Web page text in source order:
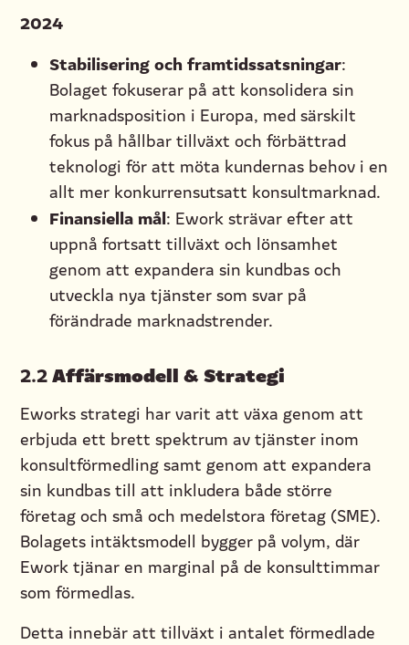
2024
Stabilisering och framtidssatsningar:
Bolaget fokuserar på att konsolidera sin
marknadsposition i Europa, med särskilt
fokus på hållbar tillväxt och förbättrad
teknologi för att möta kundernas behov i en
allt mer konkurrensutsatt konsultmarknad.
Finansiella mål: Ework strävar efter att
uppnå fortsatt tillväxt och lönsamhet
genom att expandera sin kundbas och
utveckla nya tjänster som svar på
förändrade marknadstrender.
2.2Affärsmodell & Strategi
Eworks strategi har varit att växa genom att
erbjuda ett brett spektrum av tjänster inom
konsultförmedling samt genom att expandera
sin kundbas till att inkludera både större
företag och små och medelstora företag (SME).
Bolagets intäktsmodell bygger på volym, där
Ework tjänar en marginal på de konsulttimmar
som förmedlas.
Detta innebär att tillväxt i antalet förmedlade